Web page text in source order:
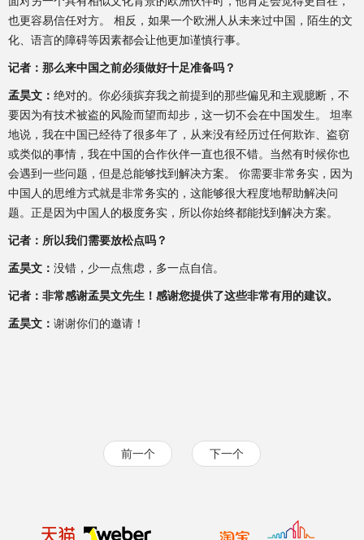
也更容易信任对方。 相反，如果一个欧洲人从未来过中国，陌生的文
化、语言的障碍等因素都会让他更加谨慎行事。
记者：那么来中国之前必须做好十足准备吗？
孟昊文： 绝对的。你必须摈弃我之前提到的那些偏见和主观臆断，不
要因为有技术被盗的风险而望而却步，这一切不会在中国发生。 坦率
地说，我在中国已经待了很多年了，从来没有经历过任何欺诈、盗窃
或类似的事情，我在中国的合作伙伴一直也很不错。当然有时候你也
会遇到一些问题，但是总能够找到解决方案。 你需要非常务实，因为
中国人的思维方式就是非常务实的，这能够很大程度地帮助解决问
题。正是因为中国人的极度务实，所以你始终都能找到解决方案。
记者：所以我们需要放松点吗？
孟昊文： 没错，少一点焦虑，多一点自信。
记者：非常感谢孟昊文先生！感谢您提供了这些非常有用的建议。
孟昊文： 谢谢你们的邀请！
前一个 下一个